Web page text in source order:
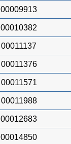
00009913
00010382
00011137
00011376
00011571
00011988
00012683
00014850